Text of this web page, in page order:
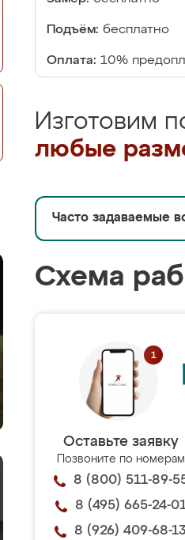
Подъём: бесплатно
Оплата: 10%
Изготовим
любые
Часто задаваемые
Схема
Оставьте заявку
Позвоните по номерам
8 (800) 511-89-
8 (495) 665-24-
8 (926) 409-68-13